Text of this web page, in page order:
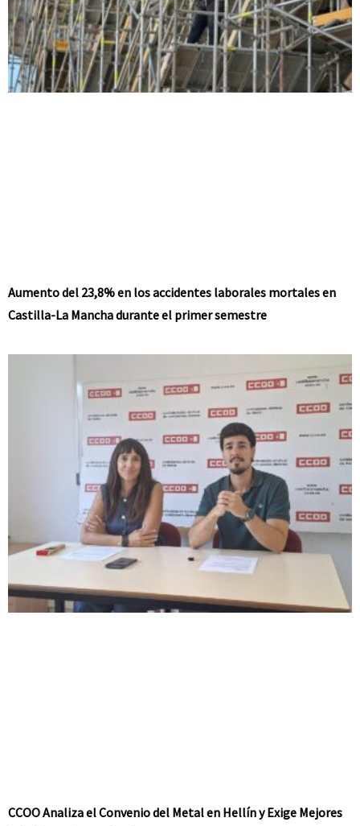
Aumento del 23,8% en los accidentes laborales mortales en
Castilla-La Mancha durante el primer semestre
CCOO Analiza el Convenio del Metal en Hellín y Exige Mejores